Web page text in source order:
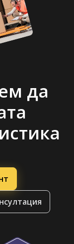
да